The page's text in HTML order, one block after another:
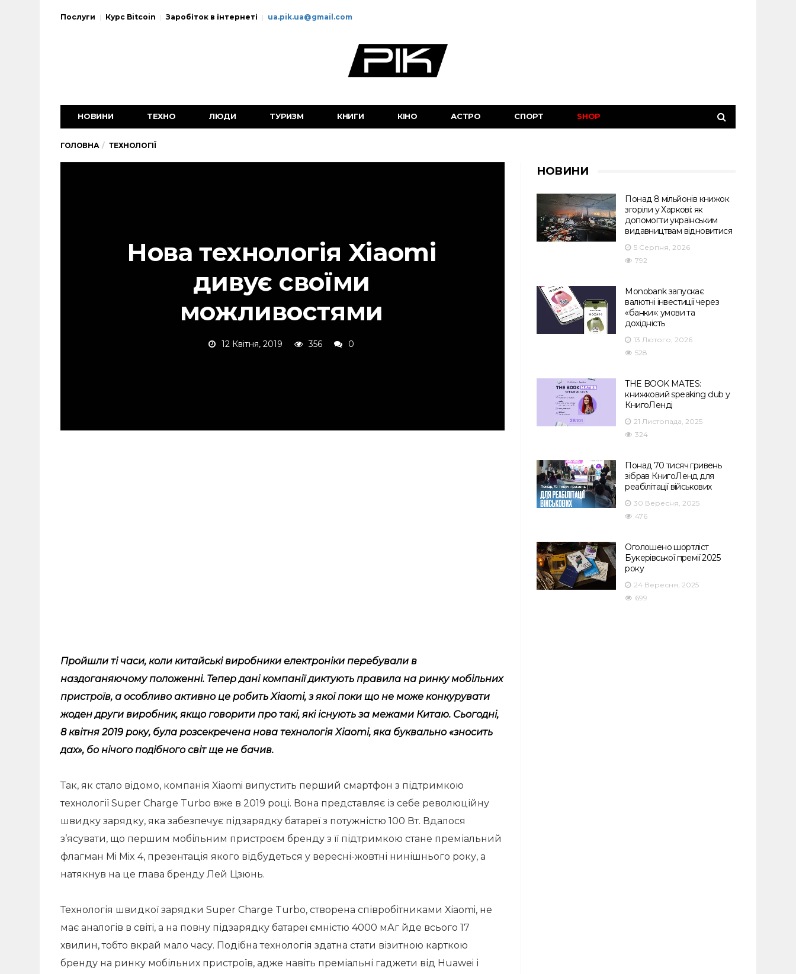
Послуги Курс Bitcoin Заробіток в інтернеті ua.pik.ua@gmail.com
НОВИНИ ТЕХНО ЛЮДИ ТУРИЗМ КНИГИ КІНО АСТРО СПОРТ SHOP
ГОЛОВНА ТЕХНОЛОГІЇ
Нова технологія Xiaomi
дивує своїми
можливостями
12 Квітня, 2019 356 0
Пройшли ті часи, коли китайські виробники електроніки перебували в
наздоганяючому положенні. Тепер дані компанії диктують правила на ринку мобільних
пристроїв, а особливо активно це робить Xiaomi, з якої поки що не може конкурувати
жоден други виробник, якщо говорити про такі, які існують за межами Китаю. Сьогодні,
8 квітня 2019 року, була розсекречена нова технологія Xiaomi, яка буквально «зносить
дах», бо нічого подібного світ ще не бачив.
Так, як стало відомо, компанія Xiaomi випустить перший смартфон з підтримкою
технології Super Charge Turbo вже в 2019 році. Вона представляє із себе революційну
швидку зарядку, яка забезпечує підзарядку батареї з потужністю 100 Вт. Вдалося
з’ясувати, що першим мобільним пристроєм бренду з її підтримкою стане преміальний
флагман Mi Mix 4, презентація якого відбудеться у вересні-жовтні нинішнього року, а
натякнув на це глава бренду Лей Цзюнь.
Технологія швидкої зарядки Super Charge Turbo, створена співробітниками Xiaomi, не
має аналогів в світі, а на повну підзарядку батареї ємністю 4000 мАг йде всього 17
хвилин, тобто вкрай мало часу. Подібна технологія здатна стати візитною карткою
бренду на ринку мобільних пристроїв, адже навіть преміальні гаджети від Huawei і
НОВИНИ
Понад 8 мільйонів книжок
згоріли у Харкові: як
допомогти українським
видавництвам відновитися
5 Серпня, 2026
792
Monobank запускає
валютні інвестиції через
«банки»: умови та
дохідність
13 Лютого, 2026
528
THE BOOK MATES:
книжковий speaking club у
КнигоЛенді
21 Листопада, 2025
324
Понад 70 тисяч гривень
зібрав КнигоЛенд для
реабілітації військових
30 Вересня, 2025
476
Оголошено шортліст
Букерівської премії 2025
року
24 Вересня, 2025
699